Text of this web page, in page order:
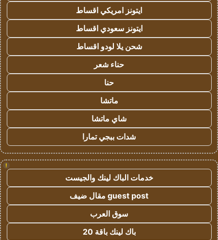
ايتونز امريكي اقساط
ايتونز سعودي اقساط
شحن يلا لودو اقساط
حناء شعر
حنا
ماتشا
شاي ماتشا
شدات ببجي تمارا
!
خدمات الباك لينك والجيست
guest post مقال ضيف
سوق العرب
باك لينك باقة 20